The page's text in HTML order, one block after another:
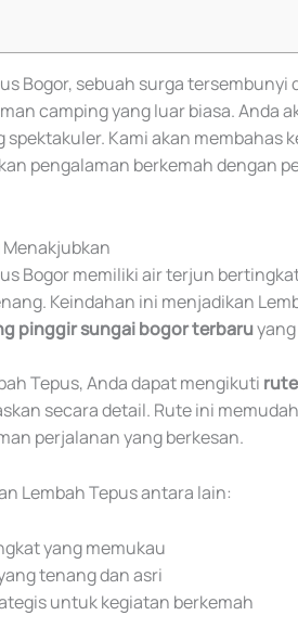
Bogor, sebuah surga tersembunyi
camping yang luar biasa. Anda
Kami akan membahas
pengalaman berkemah dengan
Bogor memiliki air terjun
Keindahan ini menjadikan
pinggir sungai bogor terbaruyang
Tepus, Anda dapat mengikuti
secara detail. Rute ini
perjalanan yang berkesan.
Lembah Tepus antara lain:
yang memukau
tenang dan asri
untuk kegiatan berkemah